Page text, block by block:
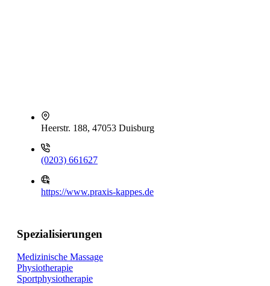
Heerstr. 188, 47053 Duisburg
(0203) 661627
https://www.praxis-kappes.de
Spezialisierungen
Medizinische Massage
Physiotherapie
Sportphysiotherapie